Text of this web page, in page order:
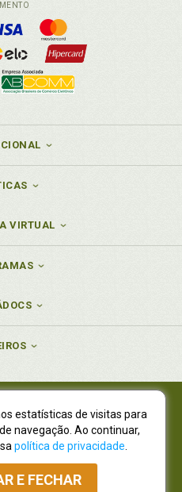
VIRTUAL
77.535.508/0001-19
01.701.561/0001-80
7665, São Lourenço |
- CEP 82210-310
Atacado: (41) 4009-3939
estatísticas de visitas para
navegação. Ao continuar,
política de privacidade
E FECHAR